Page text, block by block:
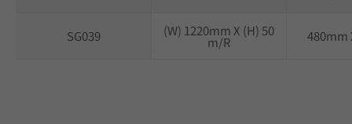
SG039 (W) 1220mm X (H) 50
m/R 480mm